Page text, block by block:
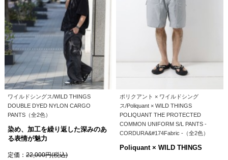
ワイルドシングス/WILD THINGS
DOUBLE DYED NYLON CARGO
PANTS（全2色）
染め、加工を繰り返した深みのあ
る表情が魅力
定価：22,000円(税込)
ポリクアント × ワイルドシング
ス/Poliquant × WILD THINGS
POLIQUANT THE PROTECTED
COMMON UNIFORM S/L PANTS -
CORDURA&#174Fabric -（全2色）
Poliquant × WILD THINGS